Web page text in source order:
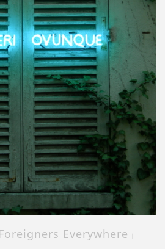
Everywhere」